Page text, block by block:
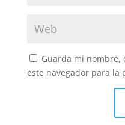
Guarda mi nombre,
este navegador para la